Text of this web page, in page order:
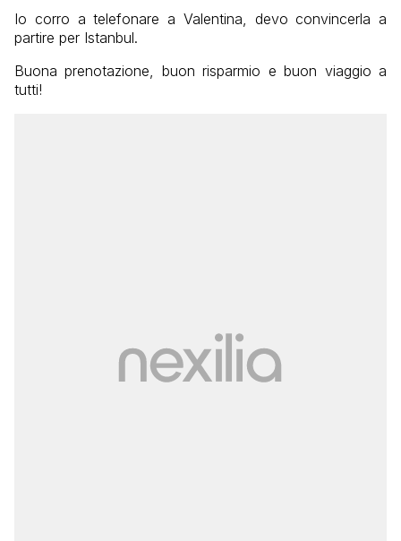
Io corro a telefonare a Valentina, devo convincerla a
partire per Istanbul.
Buona prenotazione, buon risparmio e buon viaggio a
tutti!